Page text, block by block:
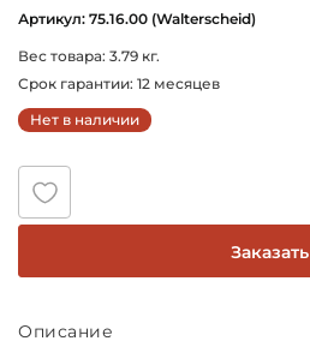
Артикул: 75.16.00 (Walterscheid)
Вес товара: 3.79 кг.
Срок гарантии: 12 месяцев
Нет в наличии
Заказать
Описание